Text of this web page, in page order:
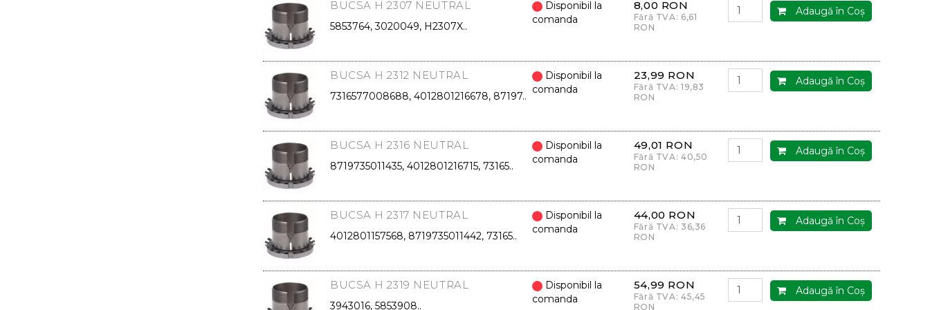
BUCSA H 2307 NEUTRAL
5853764, 3020049, H2307X..
Disponibil la
comanda
8,00 RON
Fără TVA: 6,61
RON
Adaugă în Coş
BUCSA H 2312 NEUTRAL
7316577008688, 4012801216678, 87197..
Disponibil la
comanda
23,99 RON
Fără TVA: 19,83
RON
Adaugă în Coş
BUCSA H 2316 NEUTRAL
8719735011435, 4012801216715, 73165..
Disponibil la
comanda
49,01 RON
Fără TVA: 40,50
RON
Adaugă în Coş
BUCSA H 2317 NEUTRAL
4012801157568, 8719735011442, 73165..
Disponibil la
comanda
44,00 RON
Fără TVA: 36,36
RON
Adaugă în Coş
BUCSA H 2319 NEUTRAL
3943016, 5853908..
Disponibil la
comanda
54,99 RON
Fără TVA: 45,45
RON
Adaugă în Coş